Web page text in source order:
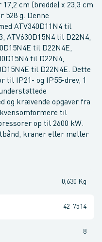
cm (bredde) x 23,3 cm
528 g. Denne
ATV340D11N4 til
ATV630D15N4 til D22N4,
til D22N4E,
til D22N4,
til D22N4E. Dette
IP21- og IP55-drev, 1
og krævende opgaver fra
til
op til 2600 kW.
kraner eller møller
0,630 Kg
42-7514
8